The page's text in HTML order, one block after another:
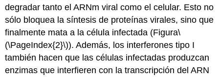
degradar tanto el ARNm viral como el celular. Esto no
sólo bloquea la síntesis de proteínas virales, sino que
finalmente mata a la célula infectada (Figura\
(\PageIndex{2}\)). Además, los interferones tipo I
también hacen que las células infectadas produzcan
enzimas que interfieren con la transcripción del ARN